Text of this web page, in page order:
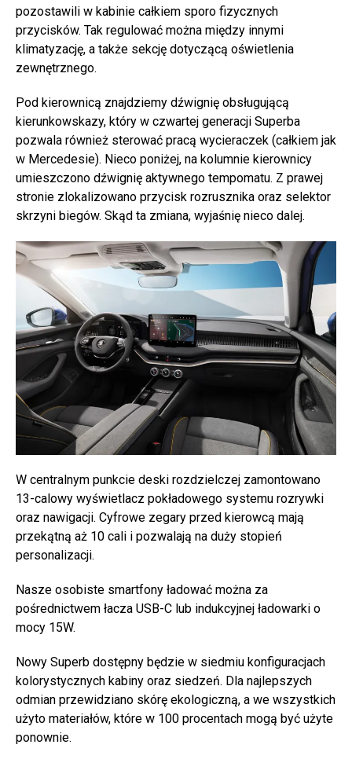
pozostawili w kabinie całkiem sporo fizycznych
przycisków. Tak regulować można między innymi
klimatyzację, a także sekcję dotyczącą oświetlenia
zewnętrznego.
Pod kierownicą znajdziemy dźwignię obsługującą
kierunkowskazy, który w czwartej generacji Superba
pozwala również sterować pracą wycieraczek (całkiem jak
w Mercedesie). Nieco poniżej, na kolumnie kierownicy
umieszczono dźwignię aktywnego tempomatu. Z prawej
stronie zlokalizowano przycisk rozrusznika oraz selektor
skrzyni biegów. Skąd ta zmiana, wyjaśnię nieco dalej.
W centralnym punkcie deski rozdzielczej zamontowano
13-calowy wyświetlacz pokładowego systemu rozrywki
oraz nawigacji. Cyfrowe zegary przed kierowcą mają
przekątną aż 10 cali i pozwalają na duży stopień
personalizacji.
Nasze osobiste smartfony ładować można za
pośrednictwem łacza USB-C lub indukcyjnej ładowarki o
mocy 15W.
Nowy Superb dostępny będzie w siedmiu konfiguracjach
kolorystycznych kabiny oraz siedzeń. Dla najlepszych
odmian przewidziano skórę ekologiczną, a we wszystkich
użyto materiałów, które w 100 procentach mogą być użyte
ponownie.